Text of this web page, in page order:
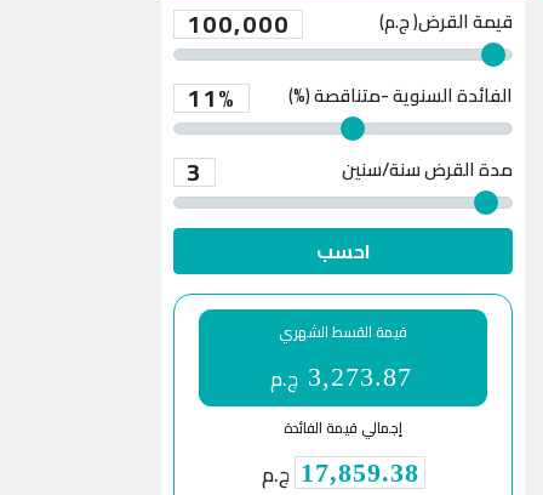
قيمة القرض( ج.م) 100,000
الفائدة السنوية -متناقصة (%) 11%
مدة القرض 3 سنة/سنين
احسب
قيمة القسط الشهري
3,273.87 ج.م
إجمالي قيمة الفائدة
17,859.38 ج.م